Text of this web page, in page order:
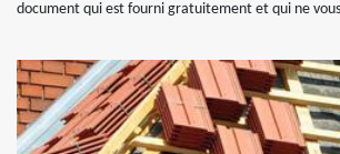
document qui est fourni gratuitement et qui ne